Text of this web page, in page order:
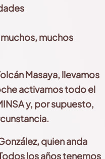
muchos, muchos
Masaya, llevamos
activamos todo el
y, por supuesto,
quien anda
los años tenemos